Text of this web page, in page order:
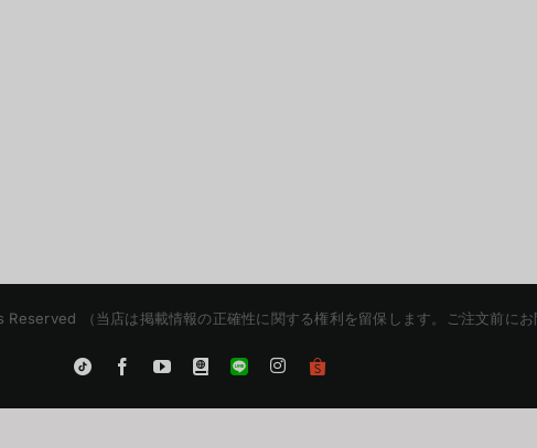
（当店は掲載情報の正確性に関する権利を留保します。ご注文前にお
Tiktok FacebookYouTube
Blogger
LINE
Instagram
Shopee